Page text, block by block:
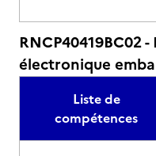
RNCP40419BC02
électronique
Liste de
compétences